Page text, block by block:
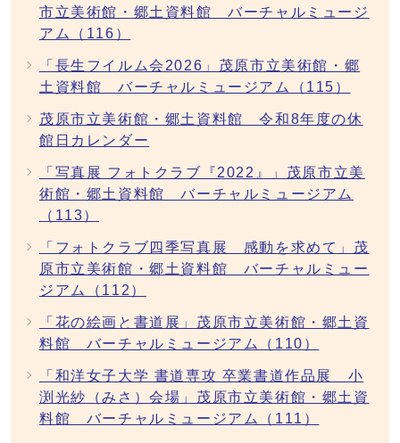
市立美術館・郷土資料館 バーチャルミュージ
アム（116）
「長生フイルム会2026」茂原市立美術館・郷
土資料館 バーチャルミュージアム（115）
茂原市立美術館・郷土資料館 令和8年度の休
館日カレンダー
「写真展 フォトクラブ『2022』」茂原市立美
術館・郷土資料館 バーチャルミュージアム
（113）
「フォトクラブ四季写真展 感動を求めて」茂
原市立美術館・郷土資料館 バーチャルミュー
ジアム（112）
「花の絵画と書道展」茂原市立美術館・郷土資
料館 バーチャルミュージアム（110）
「和洋女子大学 書道専攻 卒業書道作品展 小
渕光紗（みさ）会場」茂原市立美術館・郷土資
料館 バーチャルミュージアム（111）